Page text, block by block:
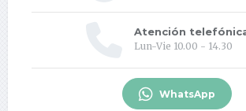
Atención
Lun-Vie 10.00 - 14.30
WhatsApp